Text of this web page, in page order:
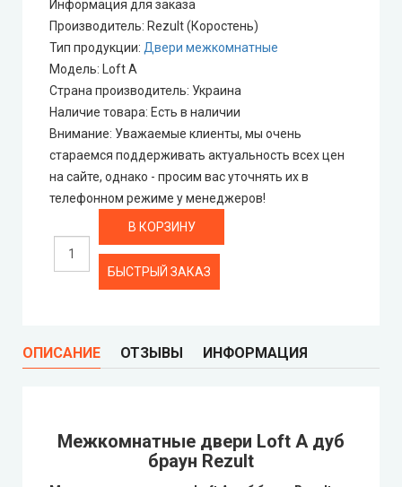
LUXDOORS (ЛюксДорс)
Portalino Doors (Порталино)
Rezult
CITY (Сити крашенные двери)
Free Style doors (Фри Стайл под покраску)
Контур
DRUID (Друид)
City Line
Информация для заказа
Производитель: Rezult (Коростень)
Тип продукции: Двери межкомнатные
Модель:
Loft A
Страна производитель: Украина
Наличие товара: Есть в наличии
Внимание: Уважаемые клиенты, мы очень
стараемся поддерживать актуальность всех цен
на сайте, однако - просим вас уточнять их в
телефонном режиме у менеджеров!
БЫСТРЫЙ ЗАКАЗ
ОПИСАНИЕ ОТЗЫВЫ ИНФОРМАЦИЯ
Mежкомнатные двери Loft A дуб
браун Rezult